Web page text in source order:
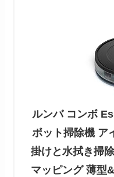
ルンバ コンボ
ボット掃除機 ア
掛けと水拭き掃
マッピング 薄型